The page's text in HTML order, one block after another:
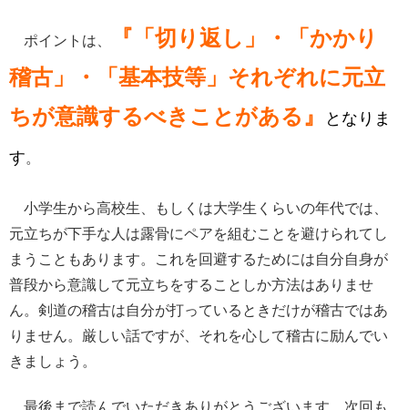
ポイントは、 『 「切り返し」・「かかり
稽古」・「基本技等」それぞれに元立
ちが意識するべきことがある』
となりま
す。
小学生から高校生、もしくは大学生くらいの年代では、
元立ちが下手な人は露骨にペアを組むことを避けられてし
まうこともあります。これを回避するためには自分自身が
普段から意識して元立ちをすることしか方法はありませ
ん。剣道の稽古は自分が打っているときだけが稽古ではあ
りません。厳しい話ですが、それを心して稽古に励んでい
きましょう。